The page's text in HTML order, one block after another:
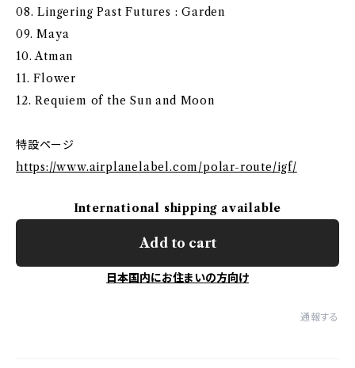
08. Lingering Past Futures : Garden
09. Maya
10. Atman
11. Flower
12. Requiem of the Sun and Moon
特設ページ
https://www.airplanelabel.com/polar-route/igf/
International shipping available
Add to cart
日本国内にお住まいの方向け
通報する